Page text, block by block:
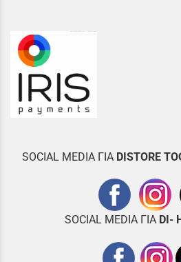
SOCIAL MEDIA ΓΙΑ DISTORE
SOCIAL MEDIA ΓΙΑ DI-